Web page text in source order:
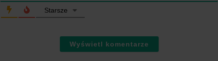
Starsze
Wyświetl komentarze